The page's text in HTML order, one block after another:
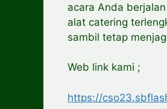
acara Anda
alat catering
sambil tetap
Web link kami ;
https://